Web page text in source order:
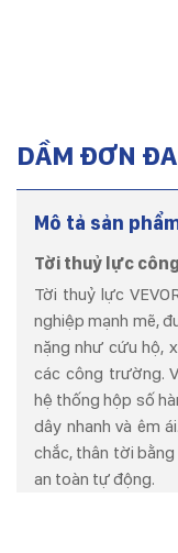
DẦM ĐƠN
Mô tả sản
Tời thuỷ lực
Tời thuỷ lực
nghiệp mạnh mẽ,
nặng như cứu hộ,
các công trường.
hệ thống hộp số
dây nhanh và êm
chắc, thân tời
an toàn tự động.